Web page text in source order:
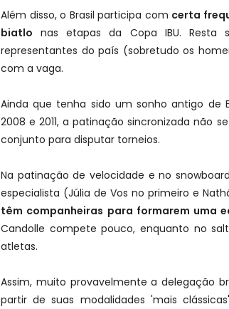
Além disso, o Brasil participa com certa
biatlo nas etapas da Copa IBU. Resta
representantes do país (sobretudo os
com a vaga.
Ainda que tenha sido um sonho antigo de
2008 e 2011, a patinação sincronizada não
conjunto para disputar torneios.
Na patinação de velocidade e no
especialista (Júlia de Vos no primeiro e
têm companheiras para formarem uma
Candolle compete pouco, enquanto no
atletas.
Assim, muito provavelmente a delegação
partir de suas modalidades 'mais